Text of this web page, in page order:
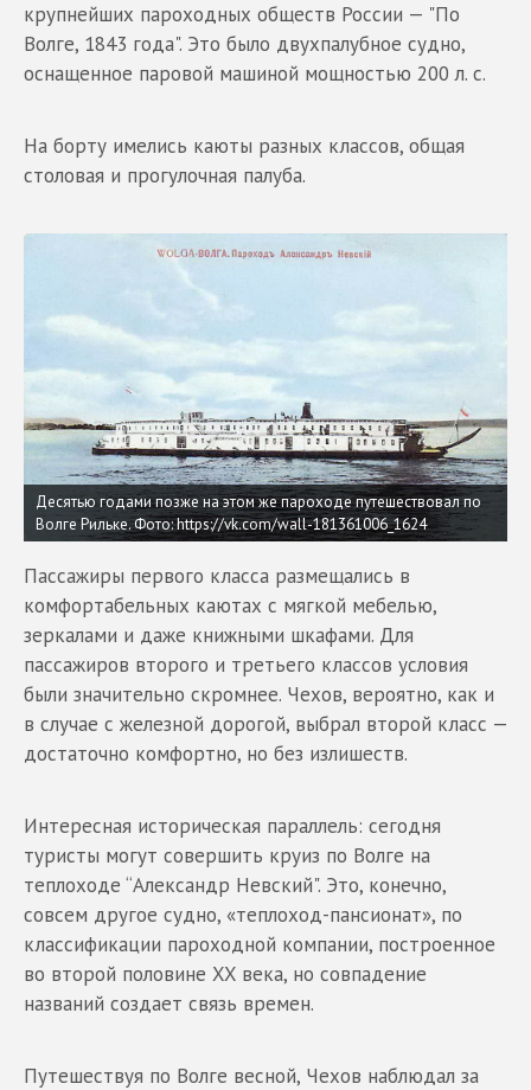
крупнейших пароходных обществ России — "По
Волге, 1843 года". Это было двухпалубное судно,
оснащенное паровой машиной мощностью 200 л. с.
На борту имелись каюты разных классов, общая
столовая и прогулочная палуба.
Десятью годами позже на этом же пароходе путешествовал по
Волге Рильке.Фото: https://vk.com/wall-181361006_1624
Пассажиры первого класса размещались в
комфортабельных каютах с мягкой мебелью,
зеркалами и даже книжными шкафами. Для
пассажиров второго и третьего классов условия
были значительно скромнее. Чехов, вероятно, как и
в случае с железной дорогой, выбрал второй класс —
достаточно комфортно, но без излишеств.
Интересная историческая параллель: сегодня
туристы могут совершить круиз по Волге на
теплоходе “Александр Невский". Это, конечно,
совсем другое судно, «теплоход-пансионат», по
классификации пароходной компании, построенное
во второй половине XX века, но совпадение
названий создает связь времен.
Путешествуя по Волге весной, Чехов наблюдал за